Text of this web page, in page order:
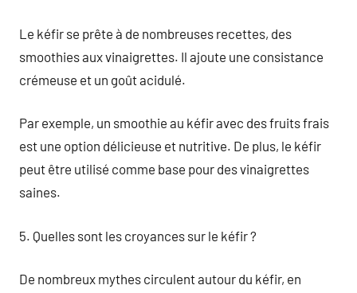
Le kéfir se prête à de nombreuses recettes, des
smoothies aux vinaigrettes. Il ajoute une consistance
crémeuse et un goût acidulé.
Par exemple, un smoothie au kéfir avec des fruits frais
est une option délicieuse et nutritive. De plus, le kéfir
peut être utilisé comme base pour des vinaigrettes
saines.
5. Quelles sont les croyances sur le kéfir ?
De nombreux mythes circulent autour du kéfir, en